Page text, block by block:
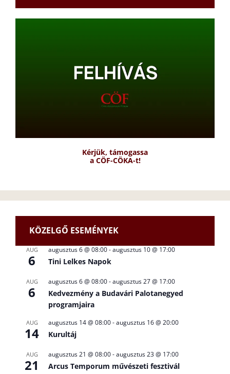
Kérjük, támogassa
a CÖF-CÖKA-t!
KÖZELGŐ ESEMÉNYEK
AUG
6
augusztus 6 @ 08:00-augusztus 10 @ 17:00
Tini Lelkes Napok
AUG
6
augusztus 6 @ 08:00-augusztus 27 @ 17:00
Kedvezmény a Budavári Palotanegyed
programjaira
AUG
14
augusztus 14 @ 08:00-augusztus 16 @ 20:00
Kurultáj
AUG
21
augusztus 21 @ 08:00-augusztus 23 @ 17:00
Arcus Temporum művészeti fesztivál